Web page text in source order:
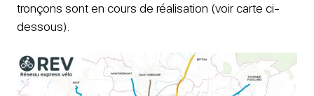
tronçons sont en cours de réalisation (voir carte ci-
dessous).